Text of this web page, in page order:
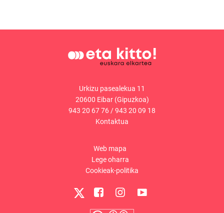
Urkizu pasealekua 11
20600 Eibar (Gipuzkoa)
943 20 67 76 /943 20 09 18
Kontaktua
Web mapa
Lege oharra
Cookieak-politika